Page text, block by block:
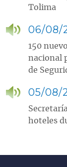
Tolima
06/08/
150
nacional
de
05/08/
hoteles